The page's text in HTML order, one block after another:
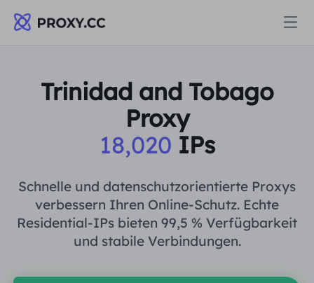
Proxys
Wohn-Proxy
Statischer Wohn-Proxy
Unbegrenzter Wohn-Proxy
Wohn-Proxy $0.8/GB
$0.28
Data for AI
Lösungen
NACH ANWENDUNGSFALL
Trinidad and Tobago
Proxy
18,020 IPs
Schnelle und datenschutzorientierte Proxys
verbessern Ihren Online-Schutz. Echte
Residential-IPs bieten 99,5 % Verfügbarkeit
und stabile Verbindungen.